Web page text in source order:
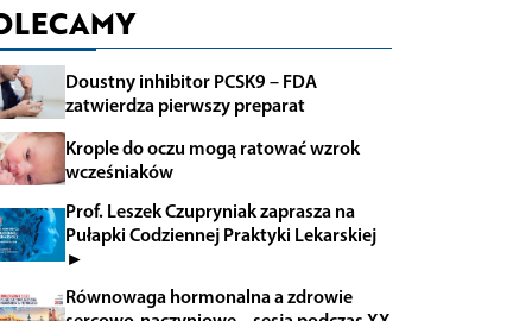
Doustny inhibitor PCSK9 – FDA
zatwierdza pierwszy preparat
Krople do oczu mogą ratować wzrok
wcześniaków
Prof. Leszek Czupryniak zaprasza na
Pułapki Codziennej Praktyki Lekarskiej
►
Równowaga hormonalna a zdrowie